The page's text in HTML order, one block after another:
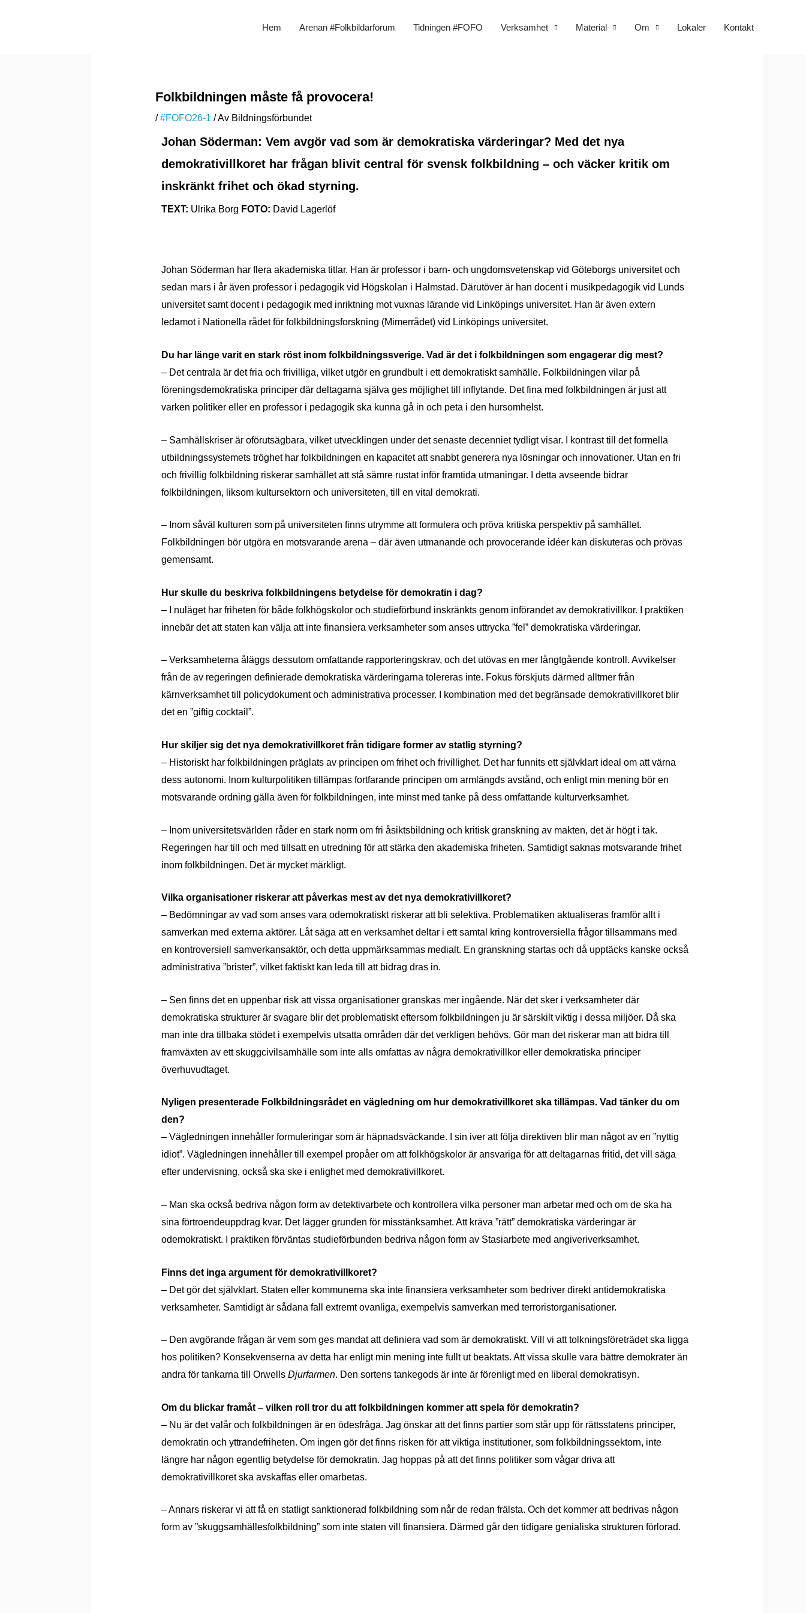
Hem Arenan #Folkbildarforum Tidningen #FOFO Verksamhet Material Om Lokaler Kontakt
Folkbildningen måste få provocera!
/#FOFO26-1/ Av Bildningsförbundet
Johan Söderman: Vem avgör vad som är demokratiska värderingar? Med det nya
demokrativillkoret har frågan blivit central för svensk folkbildning – och väcker kritik om
inskränkt frihet och ökad styrning.
TEXT: Ulrika Borg FOTO: David Lagerlöf
Johan Söderman har flera akademiska titlar. Han är professor i barn- och ungdomsvetenskap vid Göteborgs universitet och
sedan mars i år även professor i pedagogik vid Högskolan i Halmstad. Därutöver är han docent i musikpedagogik vid Lunds
universitet samt docent i pedagogik med inriktning mot vuxnas lärande vid Linköpings universitet. Han är även extern
ledamot i Nationella rådet för folkbildningsforskning (Mimerrådet) vid Linköpings universitet.
Du har länge varit en stark röst inom folkbildningssverige. Vad är det i folkbildningen som engagerar dig mest?
– Det centrala är det fria och frivilliga, vilket utgör en grundbult i ett demokratiskt samhälle. Folkbildningen vilar på
föreningsdemokratiska principer där deltagarna själva ges möjlighet till inflytande. Det fina med folkbildningen är just att
varken politiker eller en professor i pedagogik ska kunna gå in och peta i den hursomhelst.
– Samhällskriser är oförutsägbara, vilket utvecklingen under det senaste decenniet tydligt visar. I kontrast till det formella
utbildningssystemets tröghet har folkbildningen en kapacitet att snabbt generera nya lösningar och innovationer. Utan en fri
och frivillig folkbildning riskerar samhället att stå sämre rustat inför framtida utmaningar. I detta avseende bidrar
folkbildningen, liksom kultursektorn och universiteten, till en vital demokrati.
– Inom såväl kulturen som på universiteten finns utrymme att formulera och pröva kritiska perspektiv på samhället.
Folkbildningen bör utgöra en motsvarande arena – där även utmanande och provocerande idéer kan diskuteras och prövas
gemensamt.
Hur skulle du beskriva folkbildningens betydelse för demokratin i dag?
– I nuläget har friheten för både folkhögskolor och studieförbund inskränkts genom införandet av demokrativillkor. I praktiken
innebär det att staten kan välja att inte finansiera verksamheter som anses uttrycka ”fel” demokratiska värderingar.
– Verksamheterna åläggs dessutom omfattande rapporteringskrav, och det utövas en mer långtgående kontroll. Avvikelser
från de av regeringen definierade demokratiska värderingarna tolereras inte. Fokus förskjuts därmed alltmer från
kärnverksamhet till policydokument och administrativa processer. I kombination med det begränsade demokrativillkoret blir
det en ”giftig cocktail”.
Hur skiljer sig det nya demokrativillkoret från tidigare former av statlig styrning?
– Historiskt har folkbildningen präglats av principen om frihet och frivillighet. Det har funnits ett självklart ideal om att värna
dess autonomi. Inom kulturpolitiken tillämpas fortfarande principen om armlängds avstånd, och enligt min mening bör en
motsvarande ordning gälla även för folkbildningen, inte minst med tanke på dess omfattande kulturverksamhet.
– Inom universitetsvärlden råder en stark norm om fri åsiktsbildning och kritisk granskning av makten, det är högt i tak.
Regeringen har till och med tillsatt en utredning för att stärka den akademiska friheten. Samtidigt saknas motsvarande frihet
inom folkbildningen. Det är mycket märkligt.
Vilka organisationer riskerar att påverkas mest av det nya demokrativillkoret?
– Bedömningar av vad som anses vara odemokratiskt riskerar att bli selektiva. Problematiken aktualiseras framför allt i
samverkan med externa aktörer. Låt säga att en verksamhet deltar i ett samtal kring kontroversiella frågor tillsammans med
en kontroversiell samverkansaktör, och detta uppmärksammas medialt. En granskning startas och då upptäcks kanske också
administrativa ”brister”, vilket faktiskt kan leda till att bidrag dras in.
– Sen finns det en uppenbar risk att vissa organisationer granskas mer ingående. När det sker i verksamheter där
demokratiska strukturer är svagare blir det problematiskt eftersom folkbildningen ju är särskilt viktig i dessa miljöer. Då ska
man inte dra tillbaka stödet i exempelvis utsatta områden där det verkligen behövs. Gör man det riskerar man att bidra till
framväxten av ett skuggcivilsamhälle som inte alls omfattas av några demokrativillkor eller demokratiska principer
överhuvudtaget.
Nyligen presenterade Folkbildningsrådet en vägledning om hur demokrativillkoret ska tillämpas. Vad tänker du om
den?
– Vägledningen innehåller formuleringar som är häpnadsväckande. I sin iver att följa direktiven blir man något av en ”nyttig
idiot”. Vägledningen innehåller till exempel propåer om att folkhögskolor är ansvariga för att deltagarnas fritid, det vill säga
efter undervisning, också ska ske i enlighet med demokrativillkoret.
– Man ska också bedriva någon form av detektivarbete och kontrollera vilka personer man arbetar med och om de ska ha
sina förtroendeuppdrag kvar. Det lägger grunden för misstänksamhet. Att kräva ”rätt” demokratiska värderingar är
odemokratiskt. I praktiken förväntas studieförbunden bedriva någon form av Stasiarbete med angiveriverksamhet.
Finns det inga argument för demokrativillkoret?
– Det gör det självklart. Staten eller kommunerna ska inte finansiera verksamheter som bedriver direkt antidemokratiska
verksamheter. Samtidigt är sådana fall extremt ovanliga, exempelvis samverkan med terroristorganisationer.
– Den avgörande frågan är vem som ges mandat att definiera vad som är demokratiskt. Vill vi att tolkningsföreträdet ska ligga
hos politiken? Konsekvenserna av detta har enligt min mening inte fullt ut beaktats. Att vissa skulle vara bättre demokrater än
andra för tankarna till Orwells Djurfarmen. Den sortens tankegods är inte är förenligt med en liberal demokratisyn.
Om du blickar framåt – vilken roll tror du att folkbildningen kommer att spela för demokratin?
– Nu är det valår och folkbildningen är en ödesfråga. Jag önskar att det finns partier som står upp för rättsstatens principer,
demokratin och yttrandefriheten. Om ingen gör det finns risken för att viktiga institutioner, som folkbildningssektorn, inte
längre har någon egentlig betydelse för demokratin. Jag hoppas på att det finns politiker som vågar driva att
demokrativillkoret ska avskaffas eller omarbetas.
– Annars riskerar vi att få en statligt sanktionerad folkbildning som når de redan frälsta. Och det kommer att bedrivas någon
form av ”skuggsamhällesfolkbildning” som inte staten vill finansiera. Därmed går den tidigare genialiska strukturen förlorad.